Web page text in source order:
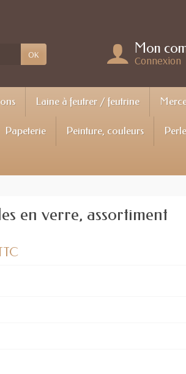
OK Mon
Connexion
Laine à feutrer / feutrine
Papeterie Peinture, couleurs
en verre, assortiment